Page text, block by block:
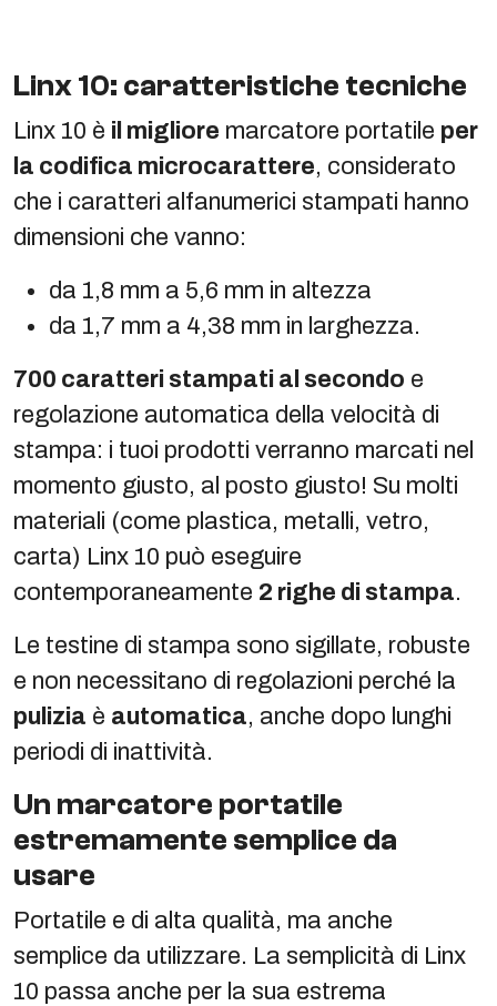
Linx 10: caratteristiche tecniche
Linx 10 è il migliore marcatore portatile per
la codifica microcarattere, considerato
che i caratteri alfanumerici stampati hanno
dimensioni che vanno:
da 1,8 mm a 5,6 mm in altezza
da 1,7 mm a 4,38 mm in larghezza.
700 caratteri stampati al secondo e
regolazione automatica della velocità di
stampa: i tuoi prodotti verranno marcati nel
momento giusto, al posto giusto! Su molti
materiali (come plastica, metalli, vetro,
carta) Linx 10 può eseguire
contemporaneamente 2 righe di stampa.
Le testine di stampa sono sigillate, robuste
e non necessitano di regolazioni perché la
pulizia è automatica, anche dopo lunghi
periodi di inattività.
Un marcatore portatile
estremamente semplice da
usare
Portatile e di alta qualità, ma anche
semplice da utilizzare. La semplicità di Linx
10 passa anche per la sua estrema